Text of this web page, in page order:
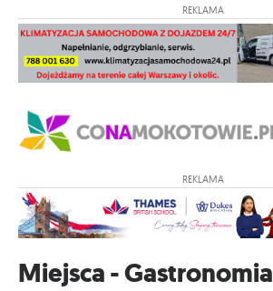
REKLAMA
REKLAMA
Miejsca - Gastronomia